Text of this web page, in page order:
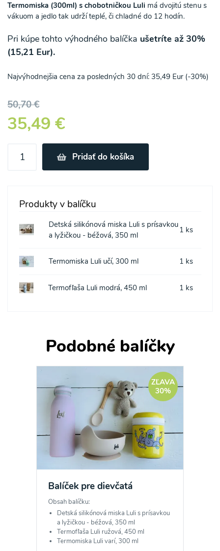
Termomiska (300ml) s chobotničkou Luli má dvojitú stenu s
vákuom a jedlo tak udrží teplé, či chladné do 12 hodín.
Pri kúpe tohto výhodného balíčka ušetríte až 30%
(15,21 Eur).
Najvýhodnejšia cena za posledných 30 dní: 35,49 Eur (-30%)
50,70 €
35,49 €
Pridať do košíka
Produkty v balíčku
Detská silikónová miska Luli s prísavkou
a lyžičkou - béžová, 350 ml
1 ks
Termomiska Luli učí, 300 ml 1 ks
Termofľaša Luli modrá, 450 ml 1 ks
Podobné balíčky
ZĽAVA
30%
Balíček pre dievčatá
Obsah balíčku:
Detská silikónová miska Luli s prísavkou
a lyžičkou - béžová, 350 ml
Termofľaša Luli ružová, 450 ml
Termomiska Luli varí, 300 ml
Odber noviniek a akcií
Odoslaním registrácie na Newsletter súhlasím so
spracovaním osobných údajov pre účely
prečítal(a)informácie o Ochrane osobných
údajova súhlasím s nimi.